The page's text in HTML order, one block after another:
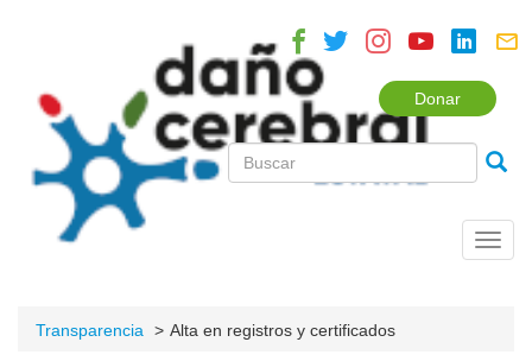
Donar
Transparencia Alta en registros y certificados